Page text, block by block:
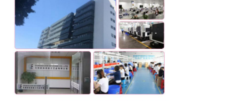
メイクアップテーブル ドレッシングテーブル
プロメイクテーブルチェア
メイクテーブルドレッサー メイクバニティセット
会社紹介